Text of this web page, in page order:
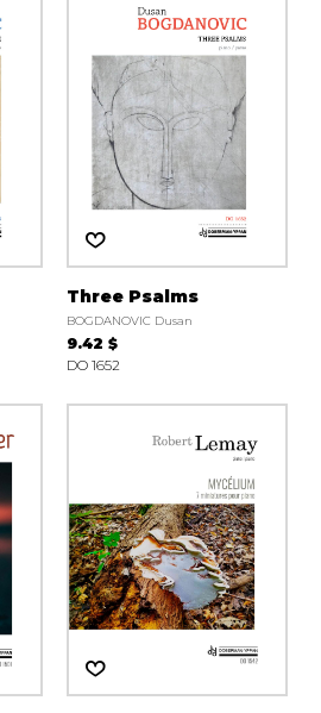
Chamber Music
with Guitar
Three Psalms
BOGDANOVIC Dusan
9.42 $
DO 1652